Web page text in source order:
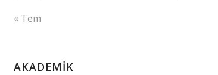
« Tem
AKADEMIK